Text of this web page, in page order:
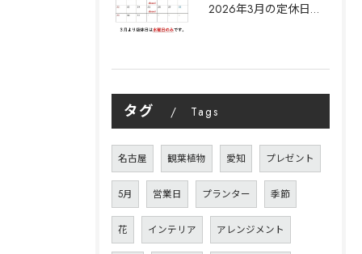
2026年3月の定休日に関して|Y's garden
タグ Tags
名古屋 観葉植物 愛知 プレゼント
5月 営業日 プランター 季節
花 インテリア アレンジメント